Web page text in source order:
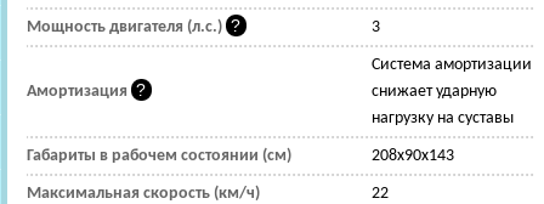
Мощность двигателя (л.с.) 3
Амортизация
Cистема амортизации
снижает ударную
нагрузку на суставы
Габариты в рабочем состоянии (см) 208x90x143
Максимальная скорость (км/ч) 22